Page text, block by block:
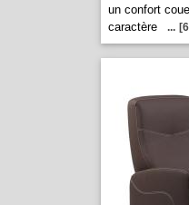
un confort
caractère
...